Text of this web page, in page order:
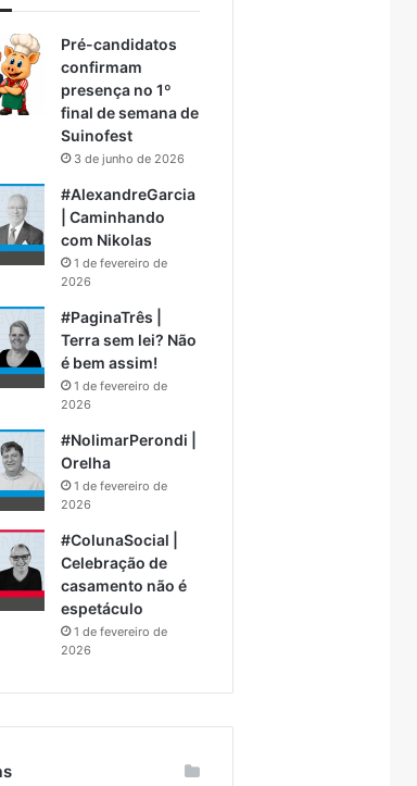
Pré-candidatos
confirmam
presença no 1º
final de semana de
Suinofest
3 de junho de 2026
#AlexandreGarcia
| Caminhando
com Nikolas
1 de fevereiro de
2026
#PaginaTrês |
Terra sem lei? Não
é bem assim!
1 de fevereiro de
2026
#NolimarPerondi |
Orelha
1 de fevereiro de
2026
#ColunaSocial |
Celebração de
casamento não é
espetáculo
1 de fevereiro de
2026